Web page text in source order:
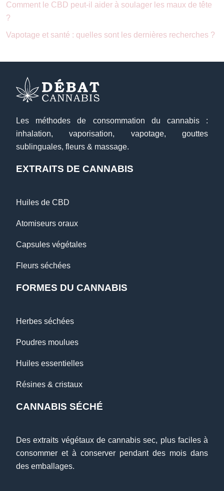
Comment le CBD peut-il aider à soulager les maux de tête
?
Vapotage et santé : quelles sont les dernières recherches ?
Les méthodes de consommation du cannabis :
inhalation, vaporisation, vapotage, gouttes
sublinguales, fleurs & massage.
EXTRAITS DE CANNABIS
Huiles de CBD
Atomiseurs oraux
Capsules végétales
Fleurs séchées
FORMES DU CANNABIS
Herbes séchées
Poudres moulues
Huiles essentielles
Résines & cristaux
CANNABIS SÉCHÉ
Des extraits végétaux de cannabis sec, plus faciles à
consommer et à conserver pendant des mois dans
des emballages.